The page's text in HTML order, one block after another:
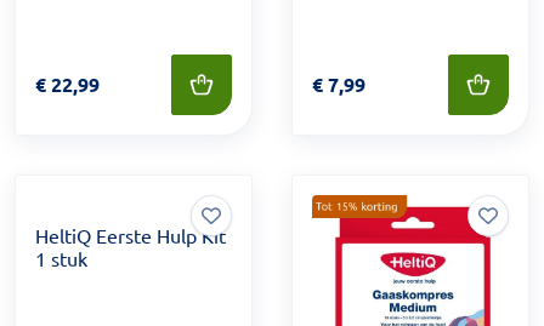
Prijs: € 22,99
€22,99 Prijs: € 7,99
€7,99
HeltiQ Eerste Hulp Kit
1 stuk